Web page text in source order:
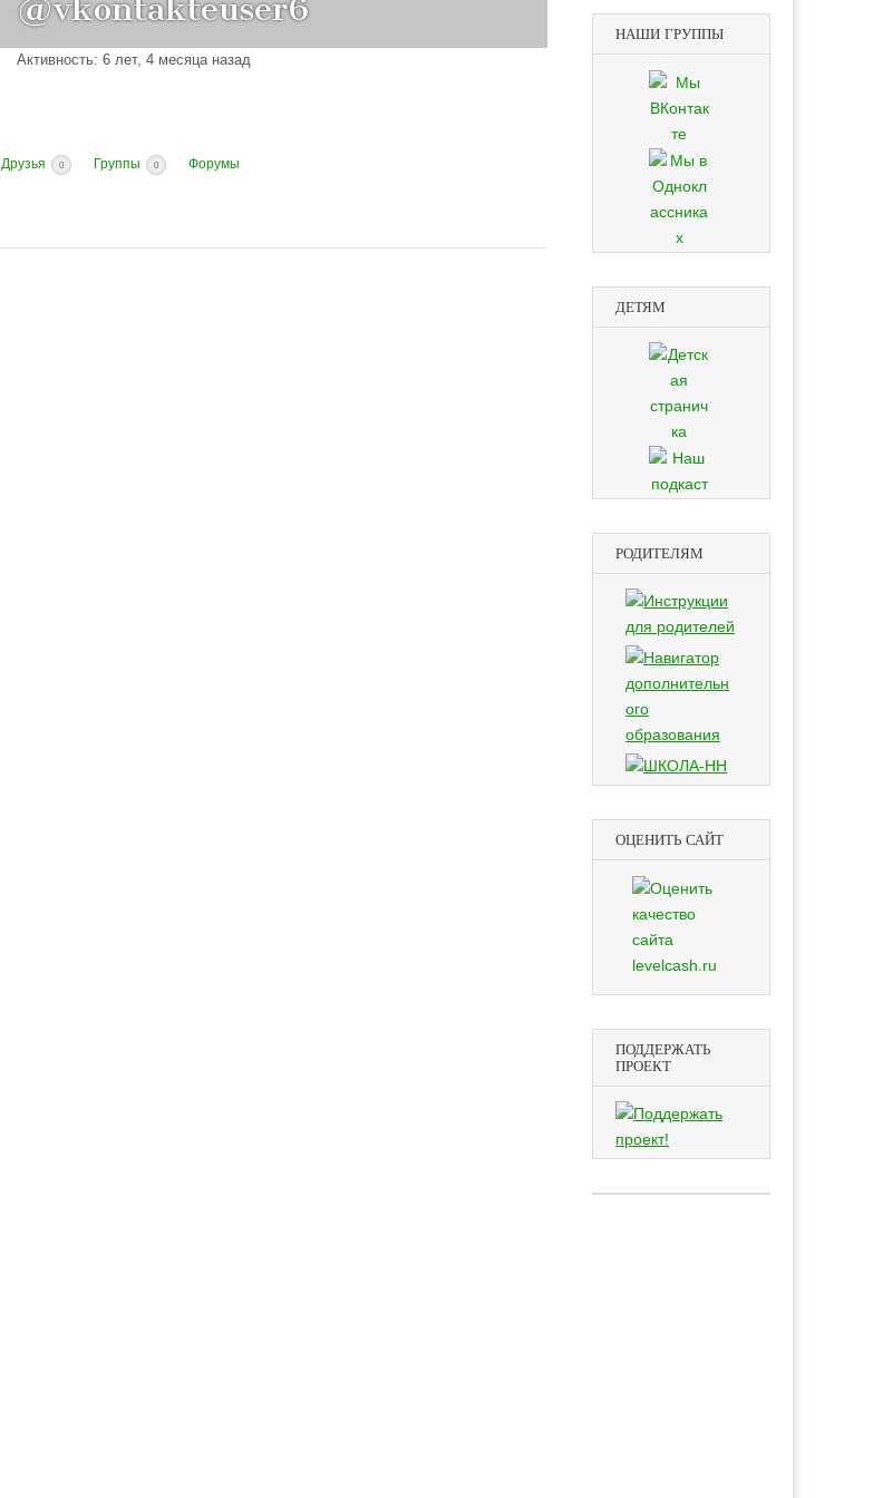
@vkontakteuser6
Активность: 6 лет, 4 месяца назад
Друзья 0 Группы 0 Форумы
НАШИ ГРУППЫ
ДЕТЯМ
РОДИТЕЛЯМ
ОЦЕНИТЬ САЙТ
ПОДДЕРЖАТЬ
ПРОЕКТ